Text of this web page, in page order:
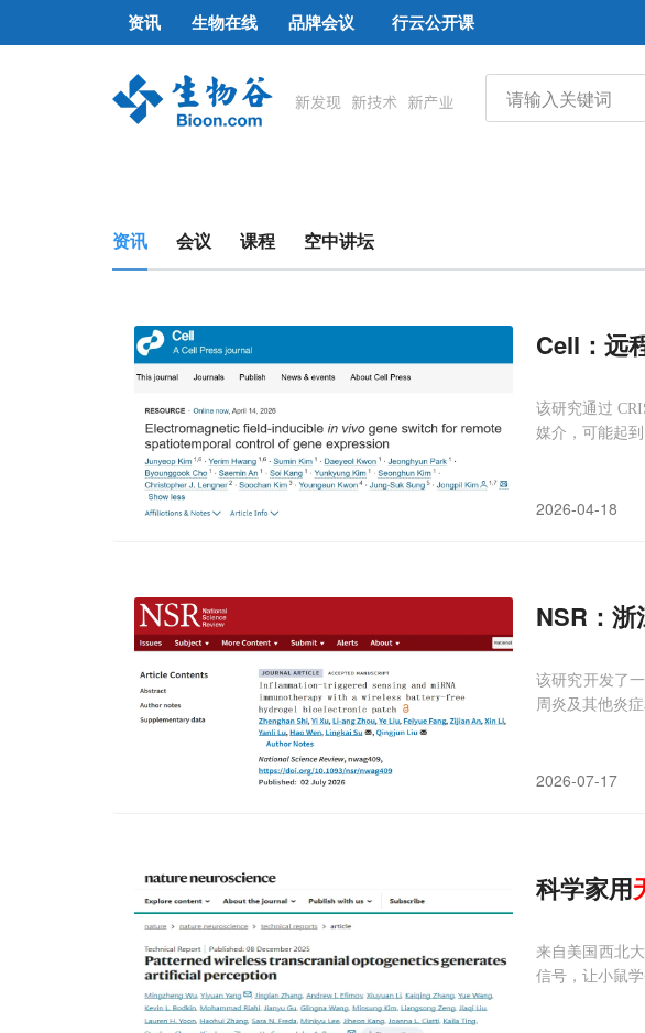
资讯 生物在线 品牌会议 行云公开课
资讯 会议 课程 空中讲坛
Cell：远
该研究通过
媒介，可能起
2026-04-18
NSR：浙
该研究开发了
周炎及其他炎
2026-07-17
科学家用
来自美国西北
信号，让小鼠